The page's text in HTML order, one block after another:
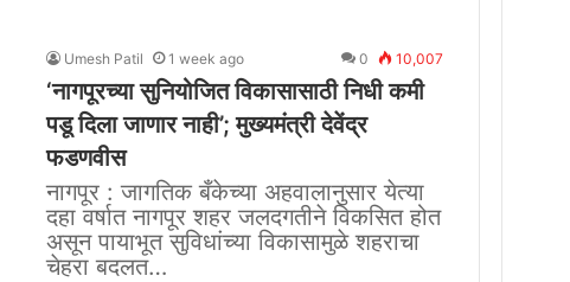
Umesh Patil 1 week ago 0 10,007
‘नागपूरच्या सुनियोजित विकासासाठी निधी कमी
पडू दिला जाणार नाही’; मुख्यमंत्री देवेंद्र
फडणवीस
नागपूर : जागतिक बँकेच्या अहवालानुसार येत्या
दहा वर्षात नागपूर शहर जलदगतीने विकसित होत
असून पायाभूत सुविधांच्या विकासामुळे शहराचा
चेहरा बदलत…